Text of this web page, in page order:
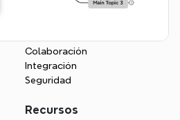
Gestión de proyectos
Colaboración
Integración
Seguridad
Recursos